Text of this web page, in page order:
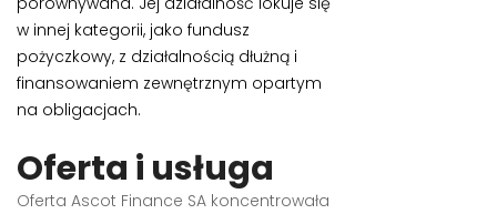
w innej kategorii, jako fundusz
pożyczkowy, z działalnością dłużną i
finansowaniem zewnętrznym opartym
na obligacjach.
Oferta i usługa
Oferta Ascot Finance SA koncentrowała